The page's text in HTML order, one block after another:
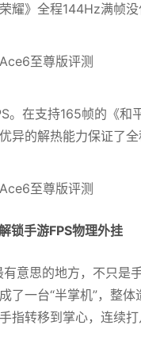
耀》全程144Hz满帧没
。在支持165帧的《
异的解热能力保证了全
锁手游FPS物理外挂
意思的地方，不只是
了一台“半掌机”，整
指转移到掌心，连续打